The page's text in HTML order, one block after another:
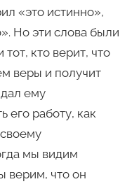
«это истинно»,
Но эти слова были
кто верит, что
веры и получит
ему
его работу, как
мы видим
верим, что он